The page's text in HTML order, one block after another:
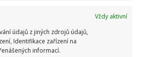
Vždy aktivní
údajů z jiných zdrojů údajů,
Identifikace zařízení na
informací.
žínky ve tvaru zvířátek, pestrý
háčky na ručníky, zajímavé
na zuby, barevný koupelnový